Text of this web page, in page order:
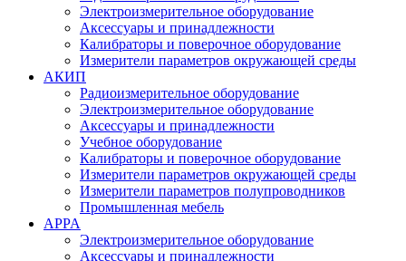
Электроизмерительное оборудование
Аксессуары и принадлежности
Калибраторы и поверочное оборудование
Измерители параметров окружающей среды
АКИП
Радиоизмерительное оборудование
Электроизмерительное оборудование
Аксессуары и принадлежности
Учебное оборудование
Калибраторы и поверочное оборудование
Измерители параметров окружающей среды
Измерители параметров полупроводников
Промышленная мебель
APPA
Электроизмерительное оборудование
Аксессуары и принадлежности